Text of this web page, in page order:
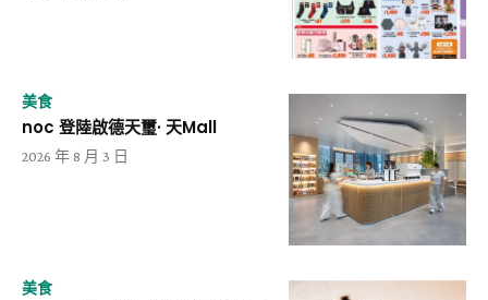
美食
noc 登陸啟德天璽· 天Mall
2026 年 8 月 3 日
美食